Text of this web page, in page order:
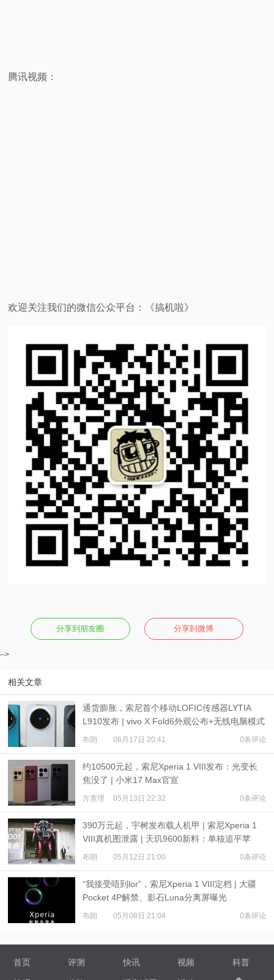
腾讯视频：
欢迎关注我们的微信公众平台：《搞机啦》
分享到朋友圈 分享到微博
-->
相关文章
通货膨胀，索尼首个移动LOFIC传感器LYTIA
L910发布 | vivo X Fold6外观公布+无线电脑模式
布朗 06月17日 20:41 0条评论
约10500元起，索尼Xperia 1 VIII发布：光变长
焦没了 | 小米17 Max官宣
方查理 05月13日 22:32 0条评论
390万元起，宇树发布载人机甲 | 索尼Xperia 1
VIII真机图泄露 | 天玑9600新料：单核追平苹
果？
布朗 05月12日 21:00 0条评论
“我接受唔到lor”，索尼Xperia 1 VIII定档 | 大疆
Pocket 4P解禁、影石Luna分离屏曝光
布朗 05月08日 21:04 0条评论
首页 评测 快讯 视频 科普